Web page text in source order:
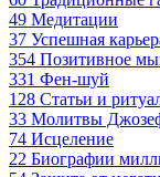
49 Медитации
37 Успешная
354 Позитивное
331 Фен-шуй
128 Статьи и
33 Молитвы
74 Исцеление
22 Биографии